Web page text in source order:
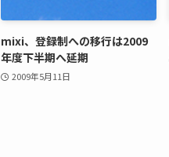
mixi、登録制への移行は2009
年度下半期へ延期
2009年5月11日